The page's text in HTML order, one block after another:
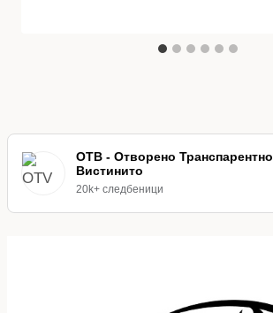
ОТВ - Отворено Транспарентно
Вистинито
20k+ следбеници